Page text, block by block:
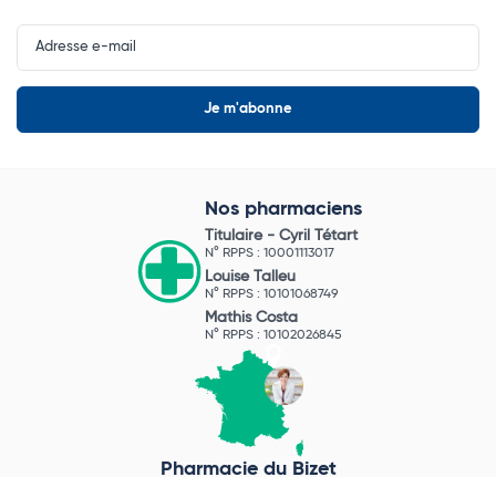
Input
Newsletter
Nos pharmaciens
Titulaire - Cyril Tétart
N° RPPS : 10001113017
Louise Talleu
N° RPPS : 10101068749
Mathis Costa
N° RPPS : 10102026845
Pharmacie du Bizet